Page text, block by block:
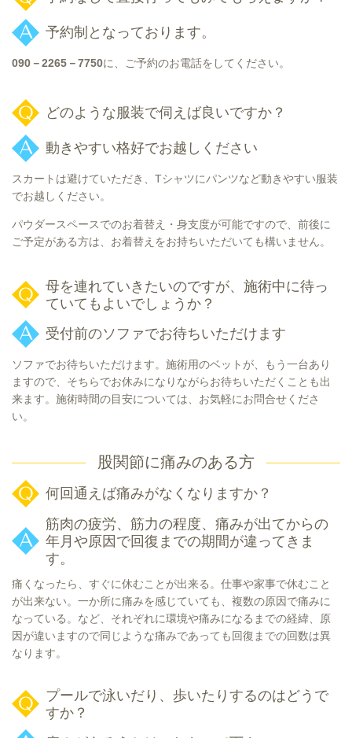
予約制となっております。
090－2265－7750に、ご予約のお電話をしてください。
どのような服装で伺えば良いですか？
動きやすい格好でお越しください
スカートは避けていただき、Tシャツにパンツなど動きやすい服装
でお越しください。
パウダースペースでのお着替え・身支度が可能ですので、前後に
ご予定がある方は、お着替えをお持ちいただいても構いません。
母を連れていきたいのですが、施術中に待っ
ていてもよいでしょうか？
受付前のソファでお待ちいただけます
ソファでお待ちいただけます。施術用のベットが、もう一台あり
ますので、そちらでお休みになりながらお待ちいただくことも出
来ます。施術時間の目安については、お気軽にお問合せくださ
い。
股関節に痛みのある方
何回通えば痛みがなくなりますか？
筋肉の疲労、筋力の程度、痛みが出てからの
年月や原因で回復までの期間が違ってきま
す。
痛くなったら、すぐに休むことが出来る。仕事や家事で休むこと
が出来ない。一か所に痛みを感じていても、複数の原因で痛みに
なっている。など、それぞれに環境や痛みになるまでの経緯、原
因が違いますので同じような痛みであっても回復までの回数は異
なります。
プールで泳いだり、歩いたりするのはどうで
すか？